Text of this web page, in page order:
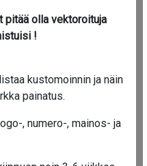
pitää olla vektoroituja
!
kustomoinnin ja näin
painatus.
, numero-, mainos- ja